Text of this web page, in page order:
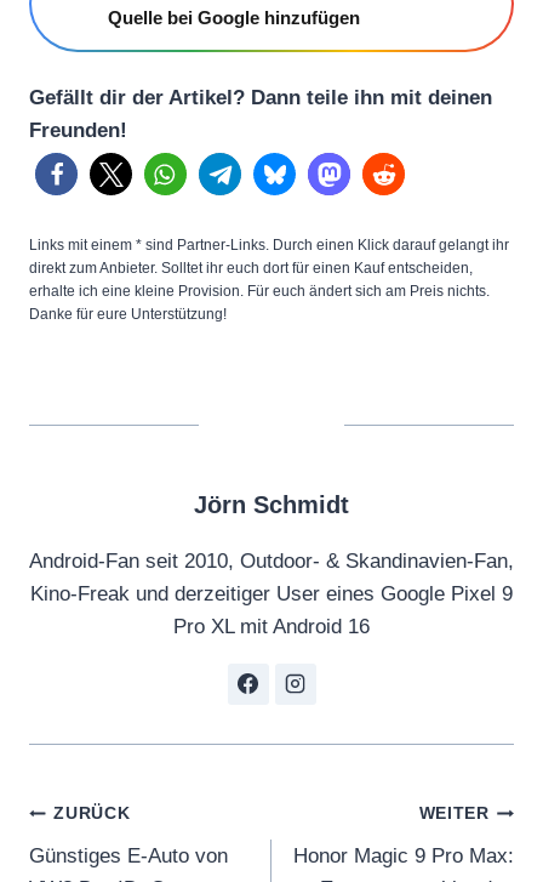
Quelle bei Google hinzufügen
Gefällt dir der Artikel? Dann teile ihn mit deinen
Freunden!
Links mit einem * sind Partner-Links. Durch einen Klick darauf gelangt ihr
direkt zum Anbieter. Solltet ihr euch dort für einen Kauf entscheiden,
erhalte ich eine kleine Provision. Für euch ändert sich am Preis nichts.
Danke für eure Unterstützung!
Jörn Schmidt
Android-Fan seit 2010, Outdoor- & Skandinavien-Fan,
Kino-Freak und derzeitiger User eines Google Pixel 9
Pro XL mit Android 16
Beitragsnavigation
ZURÜCK
Günstiges E-Auto von
WEITER
Honor Magic 9 Pro Max: